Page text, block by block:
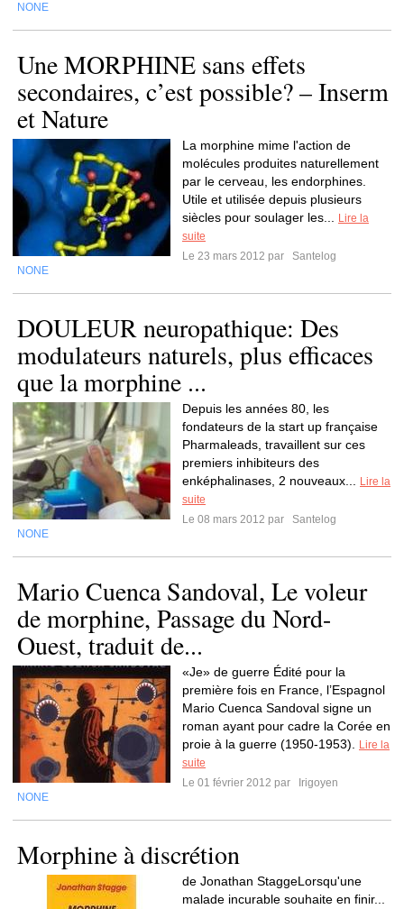
NONE
Une MORPHINE sans effets
secondaires, c’est possible? – Inserm
et Nature
La morphine mime l'action de
molécules produites naturellement
par le cerveau, les endorphines.
Utile et utilisée depuis plusieurs
siècles pour soulager les...
Lire la
suite
Le 23 mars 2012 par
Santelog
NONE
DOULEUR neuropathique: Des
modulateurs naturels, plus efficaces
que la morphine ...
Depuis les années 80, les
fondateurs de la start up française
Pharmaleads, travaillent sur ces
premiers inhibiteurs des
enképhalinases, 2 nouveaux...
Lire la
suite
Le 08 mars 2012 par
Santelog
NONE
Mario Cuenca Sandoval, Le voleur
de morphine, Passage du Nord-
Ouest, traduit de...
«Je» de guerre Édité pour la
première fois en France, l’Espagnol
Mario Cuenca Sandoval signe un
roman ayant pour cadre la Corée en
proie à la guerre (1950-1953).
Lire la
suite
Le 01 février 2012 par
Irigoyen
NONE
Morphine à discrétion
de Jonathan StaggeLorsqu'une
malade incurable souhaite en finir...